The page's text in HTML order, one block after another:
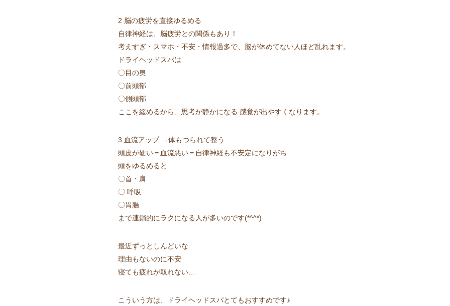
2 脳の疲労を直接ゆるめる
自律神経は、脳疲労との関係もあり！
考えすぎ・スマホ・不安・情報過多で、脳が休めてない人ほど乱れます。
ドライヘッドスパは
〇目の奥
〇前頭部
〇側頭部
ここを緩めるから、思考が静かになる 感覚が出やすくなります。
3 血流アップ →体もつられて整う
頭皮が硬い＝血流悪い＝自律神経も不安定になりがち
頭をゆるめると
〇首・肩
〇 呼吸
〇胃腸
まで連鎖的にラクになる人が多いのです(*^^*)
最近ずっとしんどいな
理由もないのに不安
寝ても疲れが取れない…
こういう方は、ドライヘッドスパとてもおすすめです♪